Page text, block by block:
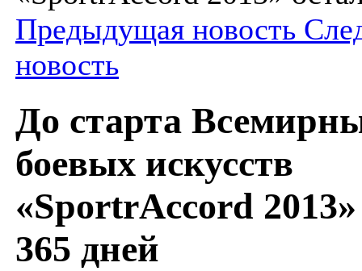
Предыдущая новость
новость
До старта
боевых искусств
«SportrAccord 2013»
365 дней